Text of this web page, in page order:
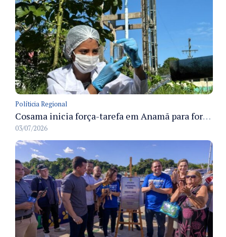
Políticia Regional
Cosama inicia força-tarefa em Anamã para fortalecer abastecimento de água e segurança hídrica da população
03/07/2026